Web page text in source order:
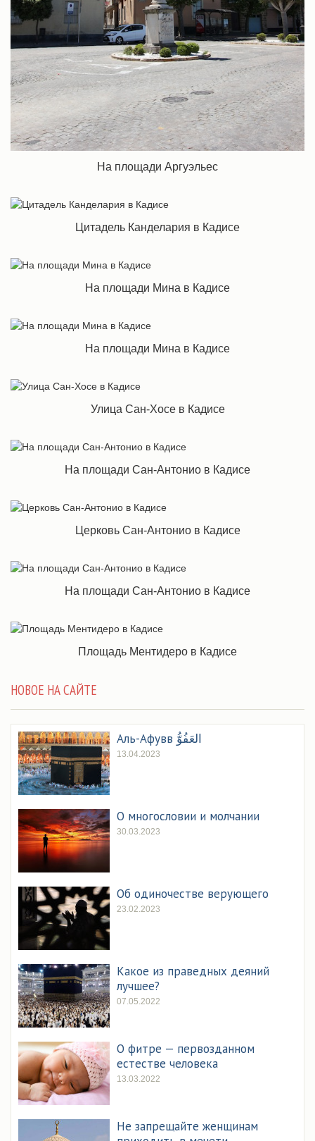
На площади Аргуэльес
Цитадель Канделария в Кадисе
На площади Мина в Кадисе
На площади Мина в Кадисе
Улица Сан-Хосе в Кадисе
На площади Сан-Антонио в Кадисе
Церковь Сан-Антонио в Кадисе
На площади Сан-Антонио в Кадисе
Площадь Ментидеро в Кадисе
НОВОЕ НА САЙТЕ
Аль-Афувв العَفُوُّ
13.04.2023
О многословии и молчании
30.03.2023
Об одиночестве верующего
23.02.2023
Какое из праведных деяний
лучшее?
07.05.2022
О фитре — первозданном
естестве человека
13.03.2022
Не запрещайте женщинам